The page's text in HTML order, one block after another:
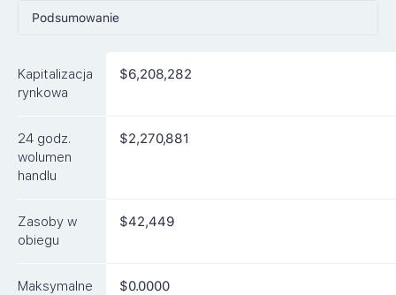
Podsumowanie
Rynki
FAQ
Kapitalizacja
rynkowa
$6,208,282
24 godz.
wolumen
handlu
$2,270,881
Zasoby w
obiegu
$42,449
Maksymalne
$0.0000